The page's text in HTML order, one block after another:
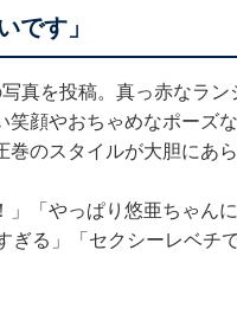
です」
真を投稿。真っ赤なラン
顔やおちゃめなポーズ
のスタイルが大胆にあ
「やっぱり悠亜ちゃん
る」「セクシーレベチ